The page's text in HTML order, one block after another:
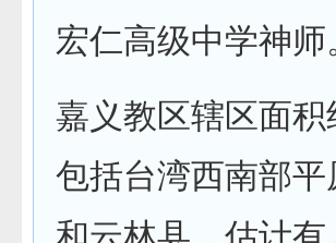
宏仁高级中学神师
嘉义教区辖区面
包括台湾西南部
和云林县，估计